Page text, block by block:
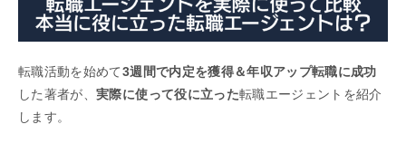
転職活動を始めて3週間で内定を獲得＆年収アップ転職に成功
した著者が、実際に使って役に立った転職エージェントを紹介
します。